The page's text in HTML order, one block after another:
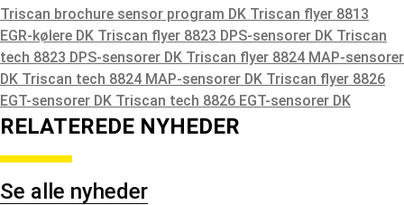
Triscan brochure sensor program DK Triscan flyer 8813
EGR-kølere DK Triscan flyer 8823 DPS-sensorer DK Triscan
tech 8823 DPS-sensorer DK Triscan flyer 8824 MAP-sensorer
DK Triscan tech 8824 MAP-sensorer DK Triscan flyer 8826
EGT-sensorer DK Triscan tech 8826 EGT-sensorer DK
RELATEREDE NYHEDER
Se alle nyheder